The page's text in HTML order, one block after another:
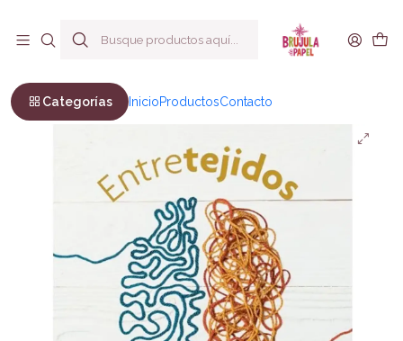
Categorías InicioProductosContacto
Manualidades